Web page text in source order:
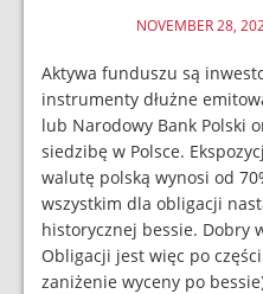
NOVEMBER 28,
Aktywa funduszu są
instrumenty dłużne
lub Narodowy Bank Polski
siedzibę w Polsce.
walutę polską wynosi od
wszystkim dla obligacji
historycznej bessie. Dobry
Obligacji jest więc po
zaniżenie wyceny po